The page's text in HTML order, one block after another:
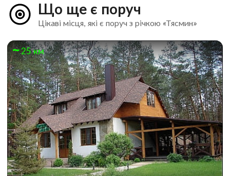
Що ще є поруч
Цікаві місця, які є поруч з річкою «Тясмин»
25 км